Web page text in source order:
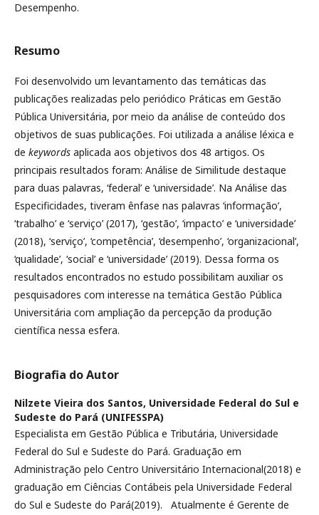
Desempenho.
Resumo
Foi desenvolvido um levantamento das temáticas das
publicações realizadas pelo periódico Práticas em Gestão
Pública Universitária, por meio da análise de conteúdo dos
objetivos de suas publicações. Foi utilizada a análise léxica e
de keywords aplicada aos objetivos dos 48 artigos. Os
principais resultados foram: Análise de Similitude destaque
para duas palavras, ‘federal’ e ‘universidade’. Na Análise das
Especificidades, tiveram ênfase nas palavras ‘informação’,
‘trabalho’ e ‘serviço’ (2017), ‘gestão’, ‘impacto’ e ‘universidade’
(2018), ‘serviço’, ‘competência’, ‘desempenho’, ‘organizacional’,
‘qualidade’, ‘social’ e ‘universidade’ (2019). Dessa forma os
resultados encontrados no estudo possibilitam auxiliar os
pesquisadores com interesse na temática Gestão Pública
Universitária com ampliação da percepção da produção
científica nessa esfera.
Biografia do Autor
Nilzete Vieira dos Santos, Universidade Federal do Sul e
Sudeste do Pará (UNIFESSPA)
Especialista em Gestão Pública e Tributária, Universidade
Federal do Sul e Sudeste do Pará. Graduação em
Administração pelo Centro Universitário Internacional(2018) e
graduação em Ciências Contábeis pela Universidade Federal
do Sul e Sudeste do Pará(2019). Atualmente é Gerente de